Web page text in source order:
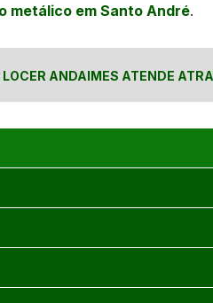
metálico em Santo André.
LOCER ANDAIMES ATENDE